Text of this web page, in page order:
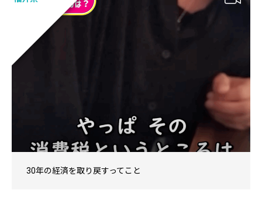
30年の経済を取り戻すってこと